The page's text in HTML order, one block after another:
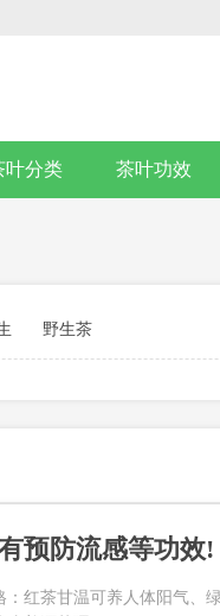
叶分类 茶叶功效
野生茶
预防流感等功效!
：红茶甘温可养人体阳气、